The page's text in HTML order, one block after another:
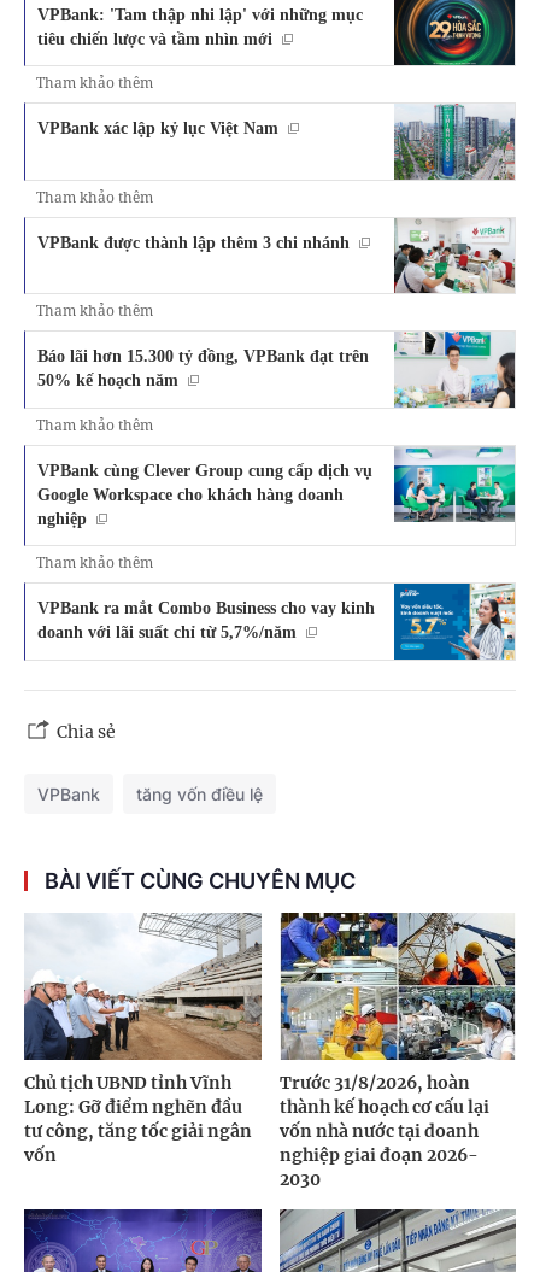
VPBank: 'Tam thập nhi lập' với những mục
tiêu chiến lược và tầm nhìn mới
Tham khảo thêm
VPBank xác lập kỷ lục Việt Nam
Tham khảo thêm
VPBank được thành lập thêm 3 chi nhánh
Tham khảo thêm
Báo lãi hơn 15.300 tỷ đồng, VPBank đạt trên
50% kế hoạch năm
Tham khảo thêm
VPBank cùng Clever Group cung cấp dịch vụ
Google Workspace cho khách hàng doanh
nghiệp
Tham khảo thêm
VPBank ra mắt Combo Business cho vay kinh
doanh với lãi suất chỉ từ 5,7%/năm
Chia sẻ
VPBank tăng vốn điều lệ
BÀI VIẾT CÙNG CHUYÊN MỤC
Chủ tịch UBND tỉnh Vĩnh
Long: Gỡ điểm nghẽn đầu
tư công, tăng tốc giải ngân
vốn
Trước 31/8/2026, hoàn
thành kế hoạch cơ cấu lại
vốn nhà nước tại doanh
nghiệp giai đoạn 2026-
2030